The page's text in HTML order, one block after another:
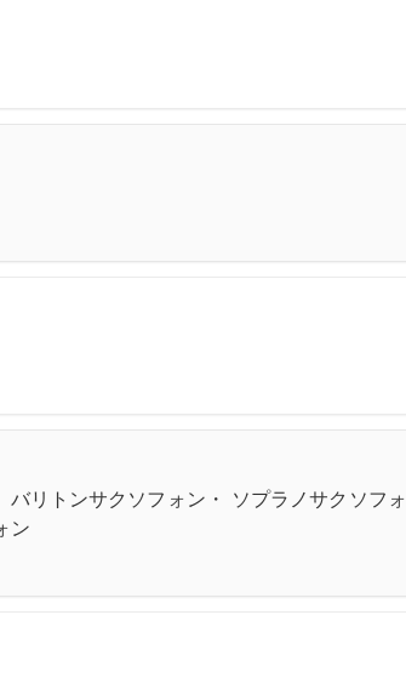
リトンサクソフォン・ ソプラノサクソフォ
ン